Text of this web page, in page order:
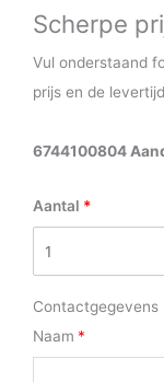
Scherpe
Vul onderstaand
prijs en de
6744100804
Aantal
Contactgegevens
Naam